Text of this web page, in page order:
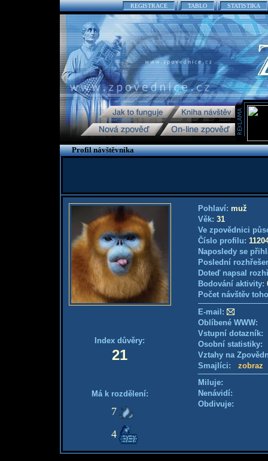
REGISTRACE TABLO STATISTIKA
Profil návštěvníka
Index důvěry:
21
Má k rozdělení:
7
4
Pohlaví: muž
Věk: 31
Ve zpovědnici
Číslo profilu:
Naposledy se
Poslední
Doteď napsal
Bodování aktivity:
Počet návštěv
E-mail:
Oblíbené WWW:
Vstupní
Osobní
Vztahy na
Smajlíci: zobraz
Miluje:
Nenávidí:
Obdivuje: